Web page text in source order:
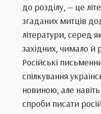
до розділу, — це
згаданих митців
літератури, серед
західних, чимало й
Російські
спілкування
новиною, але
спроби писати